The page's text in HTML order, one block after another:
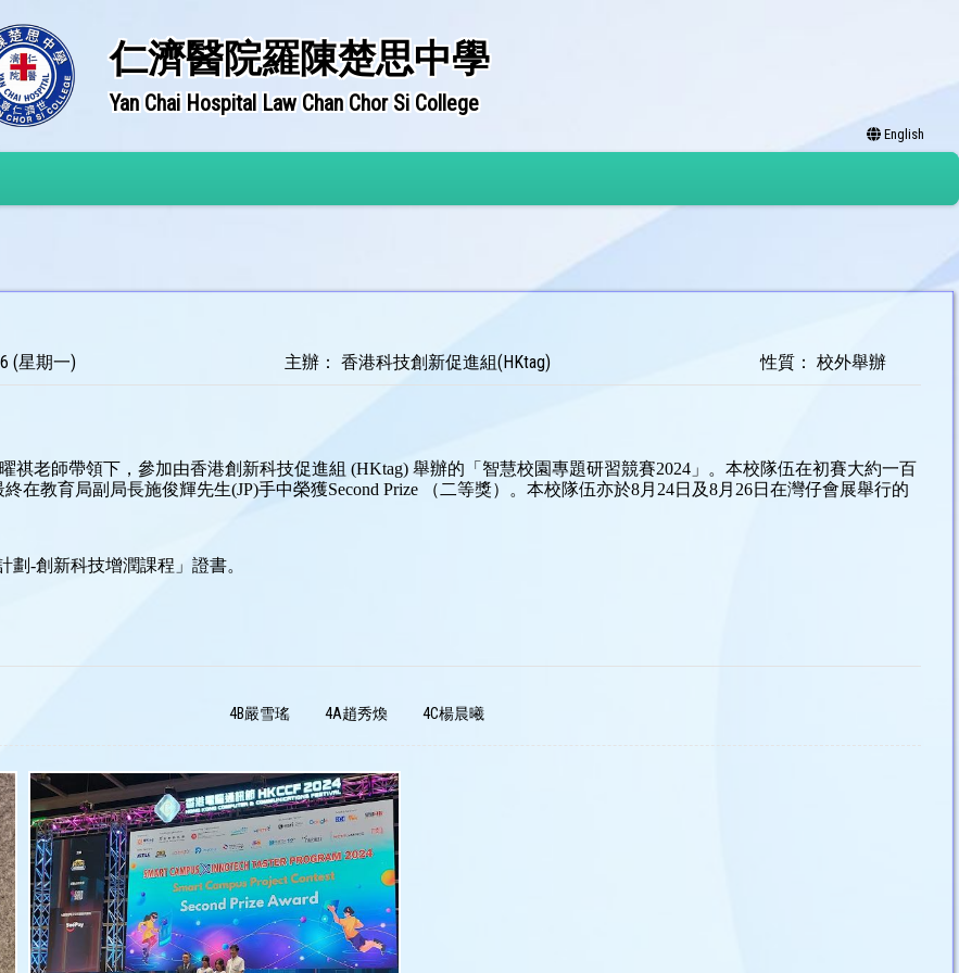
仁濟醫院羅陳楚思中學
Yan Chai Hospital Law Chan Chor Si College
English
(星期一) 主辦： 香港科技創新促進組(HKtag) 性質： 校外舉辦
祺老師帶領下，參加由香港創新科技促進組 (HKtag) 舉辦的「智慧校園專題研習競賽2024」。本校隊伍在初賽大約一百
在教育局副局長施俊輝先生(JP)手中榮獲Second Prize （二等獎）。本校隊伍亦於8月24日及8月26日在灣仔會展舉行的
-創新科技增潤課程」證書。
4B嚴雪瑤 4A趙秀煥 4C楊晨曦